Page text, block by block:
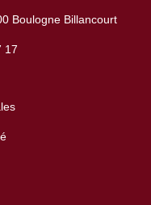
Boulogne Billancourt
17